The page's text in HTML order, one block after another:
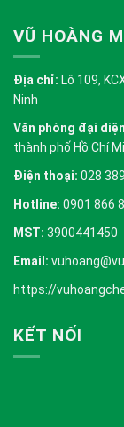
VŨ HOÀNG
Địa chỉ: Lô 109,
Ninh
Văn phòng đại
thành phố Hồ Chí
Điện thoại: 028
Hotline: 0901 866
MST: 3900441450
Email:
https://
KẾT NỐI